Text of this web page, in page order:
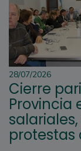
28/07/2026
Cierre
Provincia
protestas